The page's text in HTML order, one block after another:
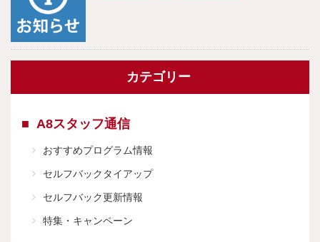
カテゴリー
A8スタッフ通信
おすすめプログラム情報
セルフバックタイアップ
セルフバック更新情報
特集・キャンペーン